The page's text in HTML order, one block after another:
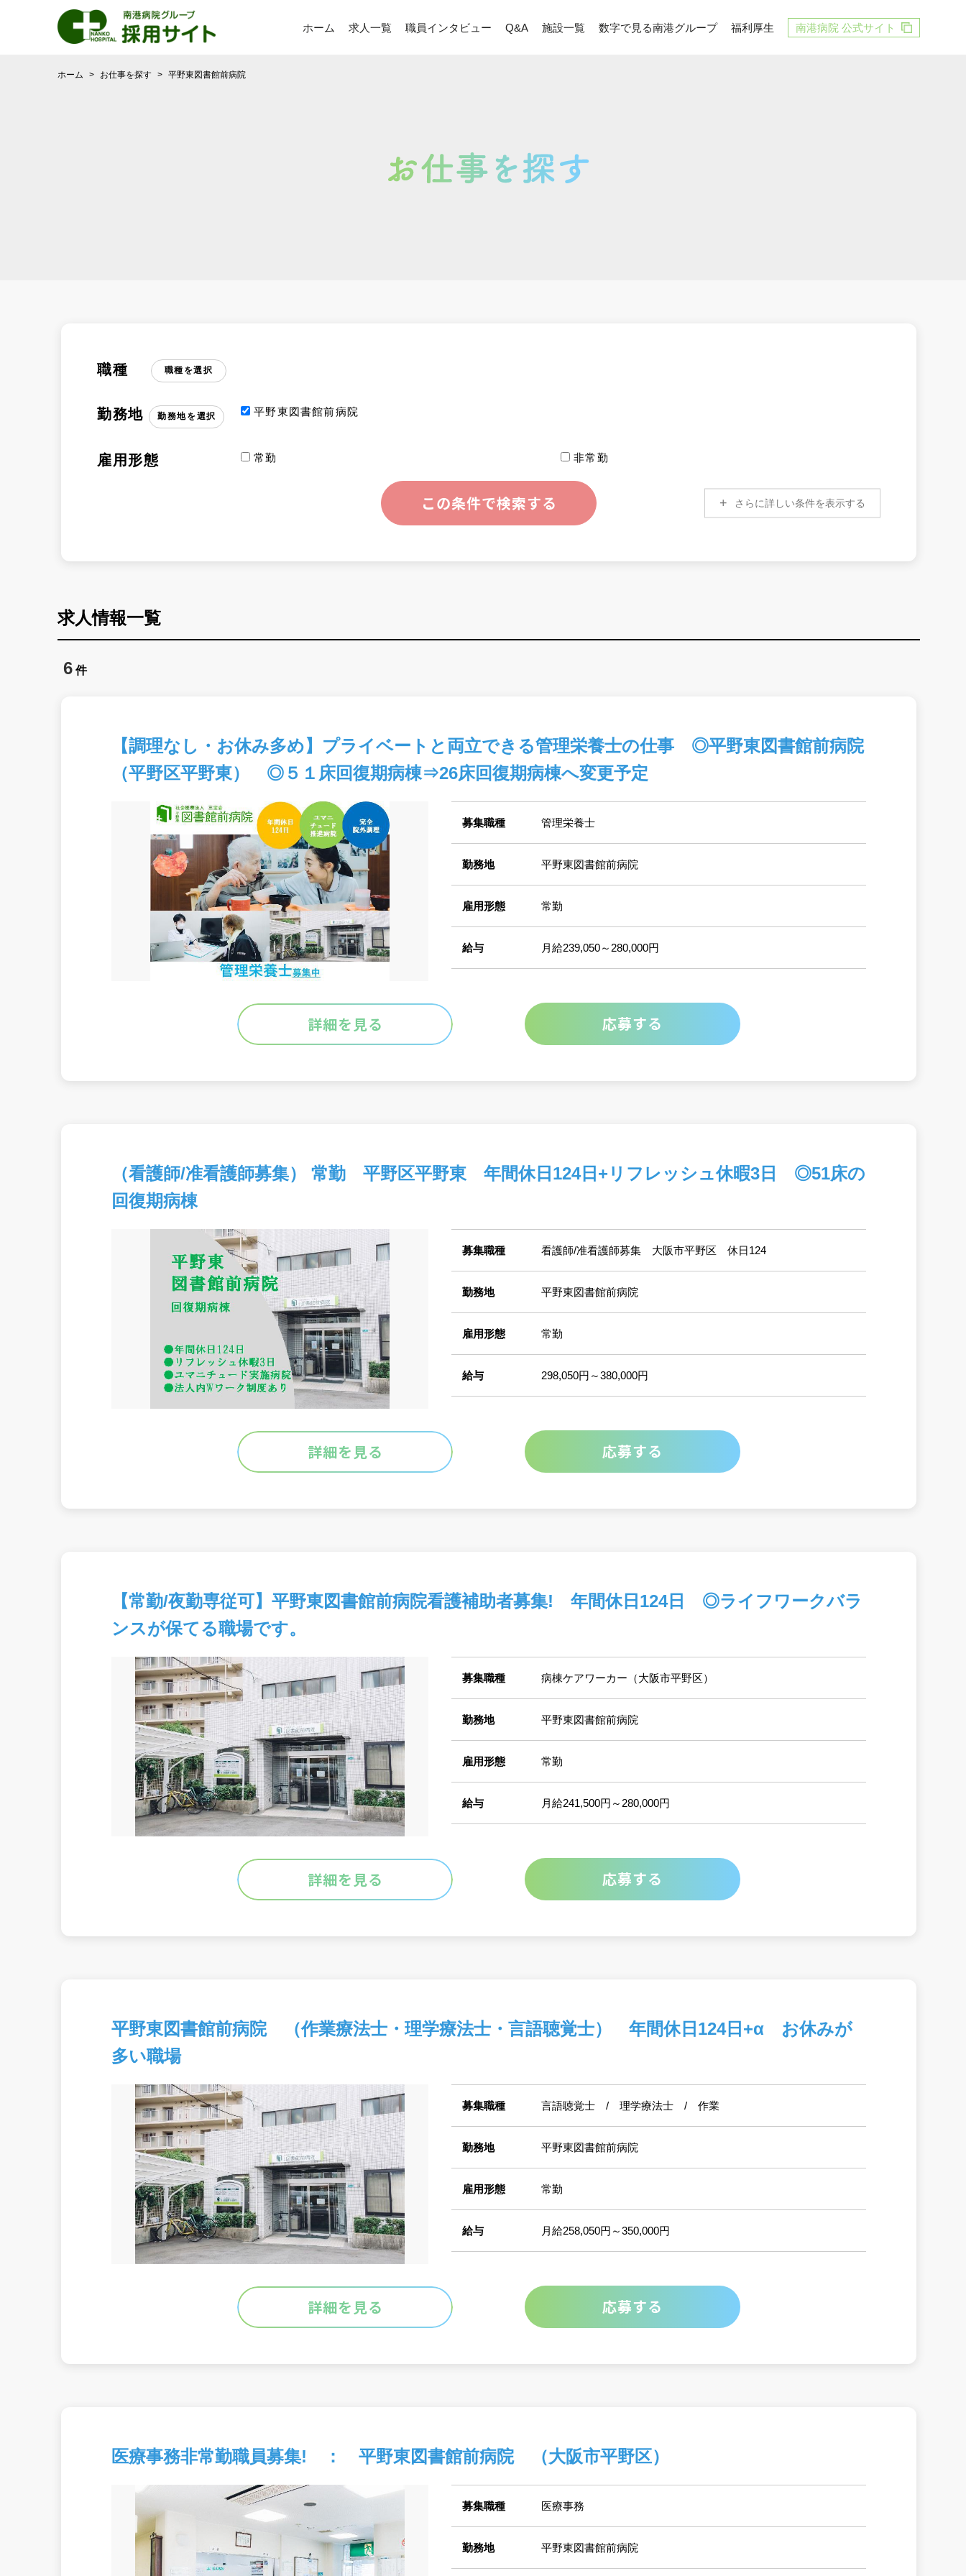
ホーム 求人一覧 職員インタビュー Q&A 施設一覧 数字で見る南港グループ 福利厚生 南港病院 公式サイト
ホーム > お仕事を探す > 平野東図書館前病院
職種 職種を選択
勤務地 勤務地を選択 平野東図書館前病院
雇用形態 常勤 非常勤
さらに詳しい条件を表示する
求人情報一覧
6 件
【調理なし・お休み多め】プライベートと両立できる管理栄養士の仕事 ◎平野東図書館前病院
（平野区平野東） ◎５１床回復期病棟⇒26床回復期病棟へ変更予定
募集職種 管理栄養士
勤務地 平野東図書館前病院
雇用形態 常勤
給与 月給239,050～280,000円
詳細を見る 応募する
（看護師/准看護師募集） 常勤 平野区平野東 年間休日124日+リフレッシュ休暇3日 ◎51床の
回復期病棟
募集職種 看護師/准看護師募集 大阪市平野区 休日124
勤務地 平野東図書館前病院
雇用形態 常勤
給与 298,050円～380,000円
詳細を見る 応募する
【常勤/夜勤専従可】平野東図書館前病院看護補助者募集! 年間休日124日 ◎ライフワークバラ
ンスが保てる職場です。
募集職種 病棟ケアワーカー（大阪市平野区）
勤務地 平野東図書館前病院
雇用形態 常勤
給与 月給241,500円～280,000円
詳細を見る 応募する
平野東図書館前病院 （作業療法士・理学療法士・言語聴覚士） 年間休日124日+α お休みが
多い職場
募集職種 言語聴覚士 / 理学療法士 / 作業
勤務地 平野東図書館前病院
雇用形態 常勤
給与 月給258,050円～350,000円
詳細を見る 応募する
医療事務非常勤職員募集! ： 平野東図書館前病院 （大阪市平野区）
募集職種 医療事務
勤務地 平野東図書館前病院